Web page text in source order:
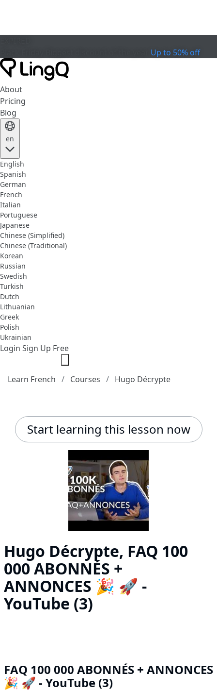
Up to 50% off
About
Pricing
Blog
en
English
Spanish
German
French
Italian
Portuguese
Japanese
Chinese (Simplified)
Chinese (Traditional)
Korean
Russian
Swedish
Turkish
Dutch
Lithuanian
Greek
Polish
Ukrainian
Login Sign Up Free
Learn French Courses Hugo Décrypte
Start learning this lesson now
Hugo Décrypte, FAQ 100
000 ABONNÉS +
ANNONCES 🎉 🚀 -
YouTube (3)
FAQ 100 000 ABONNÉS + ANNONCES
🎉 🚀 - YouTube (3)